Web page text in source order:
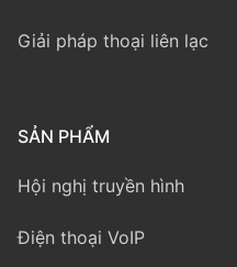
Giải pháp thoại liên lạc
SẢN PHẨM
Hội nghị truyền hình
Điện thoại VoIP